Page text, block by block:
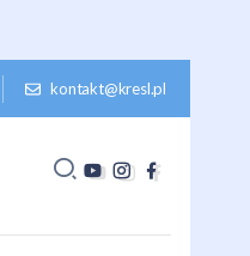
kontakt@kresl.pl